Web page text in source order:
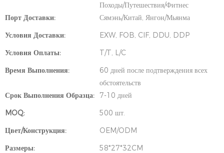
Походы/Путешествия/Фитнес
Порт Доставки:
Сямэнь/Китай, Янгон/Мьянма
Условия Доставки:
EXW, FOB, CIF, DDU, DDP
Условия Оплаты:
T/T, L/C
Время Выполнения:
60 дней после подтверждения всех
обстоятельств
Срок Выполнения Образца:
7-10 дней
MOQ:
500 шт.
Цвет/Конструкция:
OEM/ODM
Размеры:
58*27*32CM